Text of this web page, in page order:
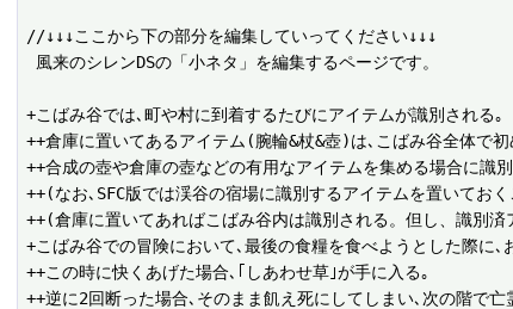
//↓↓↓ここから下の部分を編集していってください↓↓↓
+こばみ谷では､町や村に到着するたびにアイテムが識別される｡
++倉庫に置いてあるアイテム(腕輪&杖&壺)は､こばみ谷全体で
++合成の壺や倉庫の壺などの有用なアイテムを集める場合に識
++(なお､SFC版では渓谷の宿場に識別するアイテムを置いてお
++(倉庫に置いてあればこばみ谷内は識別される。但し、識別
+こばみ谷での冒険において､最後の食糧を食べようとした際に
++この時に快くあげた場合､｢しあわせ草｣が手に入る｡
++逆に2回断った場合､そのまま飢え死にしてしまい､次の階で